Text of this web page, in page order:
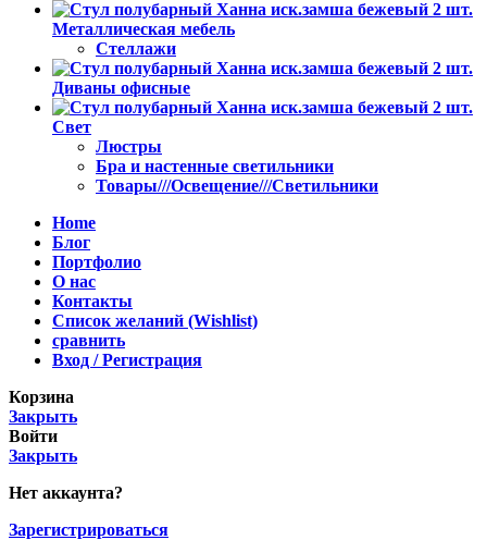
Металлическая мебель
Стеллажи
Диваны офисные
Свет
Люстры
Бра и настенные светильники
Товары///Освещение///Светильники
Home
Блог
Портфолио
О нас
Контакты
Список желаний (Wishlist)
сравнить
Вход / Регистрация
Корзина
Закрыть
Войти
Закрыть
Нет аккаунта?
Зарегистрироваться